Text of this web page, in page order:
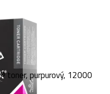
toner, purpurový, 12000